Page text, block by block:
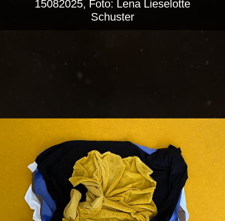
15082025, Foto: Lena Lieselotte
Schuster